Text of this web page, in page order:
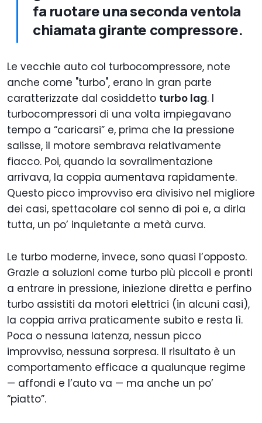
fa ruotare una seconda ventola
chiamata girante compressore.
Le vecchie auto col turbocompressore, note
anche come "turbo", erano in gran parte
caratterizzate dal cosiddetto turbo lag. I
turbocompressori di una volta impiegavano
tempo a “caricarsi” e, prima che la pressione
salisse, il motore sembrava relativamente
fiacco. Poi, quando la sovralimentazione
arrivava, la coppia aumentava rapidamente.
Questo picco improvviso era divisivo nel migliore
dei casi, spettacolare col senno di poi e, a dirla
tutta, un po’ inquietante a metà curva.
Le turbo moderne, invece, sono quasi l’opposto.
Grazie a soluzioni come turbo più piccoli e pronti
a entrare in pressione, iniezione diretta e perfino
turbo assistiti da motori elettrici (in alcuni casi),
la coppia arriva praticamente subito e resta lì.
Poca o nessuna latenza, nessun picco
improvviso, nessuna sorpresa. Il risultato è un
comportamento efficace a qualunque regime
— affondi e l’auto va — ma anche un po’
“piatto”.